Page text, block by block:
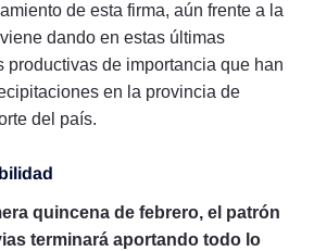
de esta firma, aún frente a la
dando en estas últimas
productivas de importancia que han
en la provincia de
del país.
quincena de febrero, el patrón
terminará aportando todo lo